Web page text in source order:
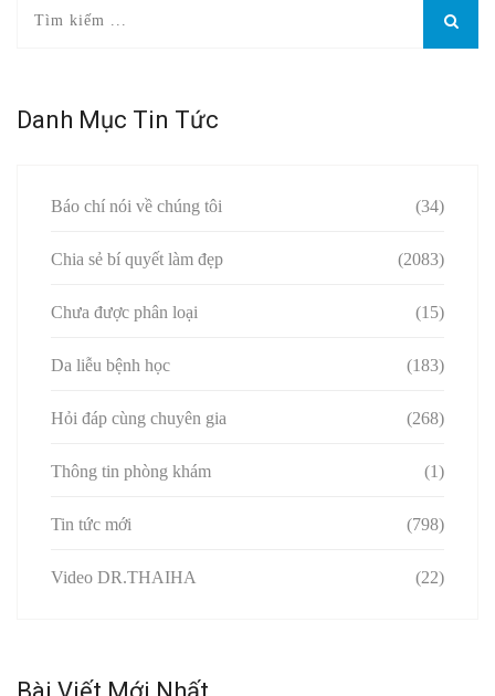
Danh Mục Tin Tức
Báo chí nói về chúng tôi (34)
Chia sẻ bí quyết làm đẹp (2083)
Chưa được phân loại (15)
Da liễu bệnh học (183)
Hỏi đáp cùng chuyên gia (268)
Thông tin phòng khám (1)
Tin tức mới (798)
Video DR.THAIHA (22)